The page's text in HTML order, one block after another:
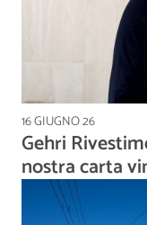
16 GIUGNO 26
Gehri
nostra carta